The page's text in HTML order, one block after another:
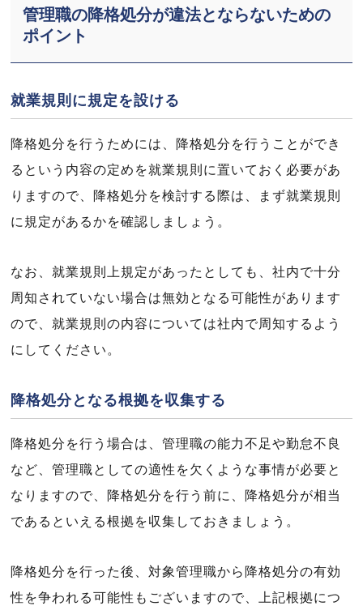
管理職の降格処分が違法とならないための
ポイント
就業規則に規定を設ける
降格処分を行うためには、降格処分を行うことができ
るという内容の定めを就業規則に置いておく必要があ
りますので、降格処分を検討する際は、まず就業規則
に規定があるかを確認しましょう。
なお、就業規則上規定があったとしても、社内で十分
周知されていない場合は無効となる可能性があります
ので、就業規則の内容については社内で周知するよう
にしてください。
降格処分となる根拠を収集する
降格処分を行う場合は、管理職の能力不足や勤怠不良
など、管理職としての適性を欠くような事情が必要と
なりますので、降格処分を行う前に、降格処分が相当
であるといえる根拠を収集しておきましょう。
降格処分を行った後、対象管理職から降格処分の有効
性を争われる可能性もございますので、上記根拠につ